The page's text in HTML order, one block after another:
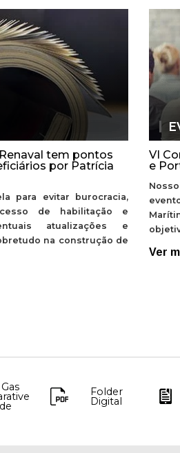
tem pontos
por Patrícia
para evitar burocracia,
de habilitação e
atualizações e
na construção de
VI
e
Ver
Folder
Digital